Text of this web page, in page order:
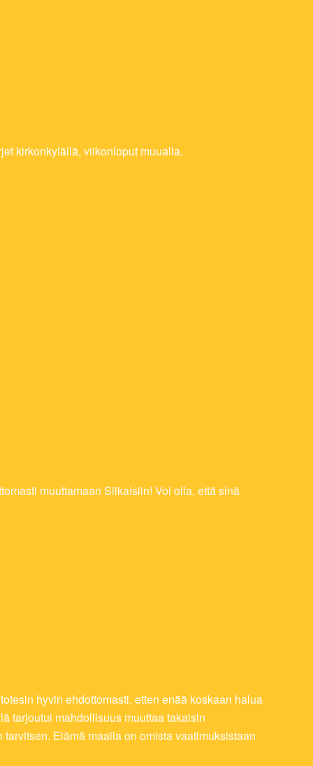
kirkonkylällä, viikonloput muualla.
muuttamaan Siikaisiin! Voi olla, että sinä
hyvin ehdottomasti, etten enää koskaan halua
tarjoutui mahdollisuus muuttaa takaisin
Elämä maalla on omista vaatimuksistaan